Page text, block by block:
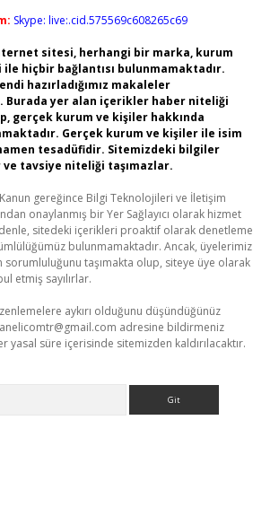
Skype: live:.cid.575569c608265c69
sitesi, herhangi bir marka, kurum
ile hiçbir bağlantısı bulunmamaktadır.
hazırladığımız makaleler
Burada yer alan içerikler haber niteliği
gerçek kurum ve kişiler hakkında
Gerçek kurum ve kişiler ile isim
tesadüfidir. Sitemizdeki bilgiler
tavsiye niteliği taşımazlar.
Kanun gereğince Bilgi Teknolojileri ve İletişim
onaylanmış bir Yer Sağlayıcı olarak hizmet
sitedeki içerikleri proaktif olarak denetleme
bulunmamaktadır. Ancak, üyelerimiz
sorumluluğunu taşımakta olup, siteye üye olarak
etmiş sayılırlar.
aykırı olduğunu düşündüğünüz
adresine bildirmeniz
yasal süre içerisinde sitemizden kaldırılacaktır.